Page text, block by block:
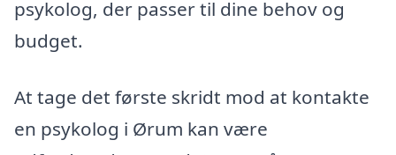
psykolog, der passer til dine behov og
budget.
At tage det første skridt mod at kontakte
en psykolog i Ørum kan være